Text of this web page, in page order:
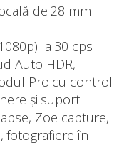
de 28 mm
la 30 cps
Auto HDR,
Pro cu control
și suport
Zoe capture,
fotografiere în